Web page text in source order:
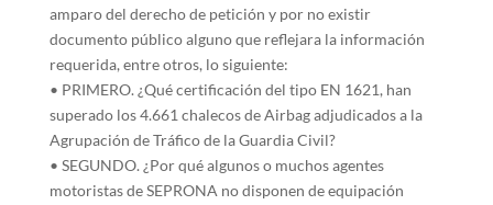
amparo del derecho de petición y por no existir
documento público alguno que reflejara la información
requerida, entre otros, lo siguiente:
• PRIMERO. ¿Qué certificación del tipo EN 1621, han
superado los 4.661 chalecos de Airbag adjudicados a la
Agrupación de Tráfico de la Guardia Civil?
• SEGUNDO. ¿Por qué algunos o muchos agentes
motoristas de SEPRONA no disponen de equipación